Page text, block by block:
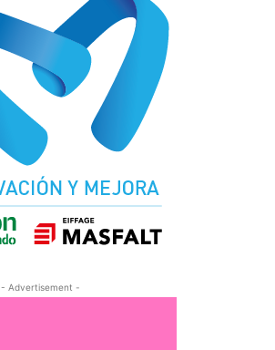
- Advertisement -